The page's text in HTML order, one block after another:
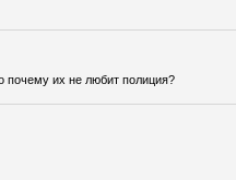
почему их не любит полиция?